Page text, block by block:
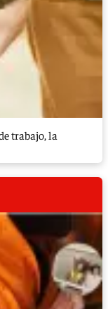
trabajo, la